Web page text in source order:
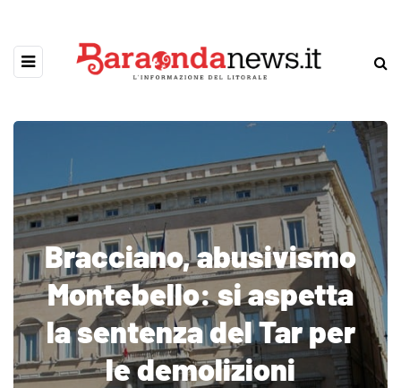
Bracciano, abusivismo
Montebello: si aspetta
la sentenza del Tar per
le demolizioni